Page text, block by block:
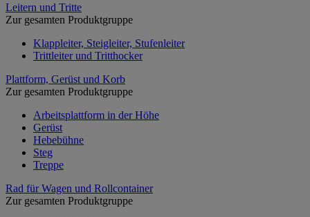
Leitern und Tritte
Zur gesamten Produktgruppe
Klappleiter, Steigleiter, Stufenleiter
Trittleiter und Tritthocker
Plattform, Gerüst und Korb
Zur gesamten Produktgruppe
Arbeitsplattform in der Höhe
Gerüst
Hebebühne
Steg
Treppe
Rad für Wagen und Rollcontainer
Zur gesamten Produktgruppe